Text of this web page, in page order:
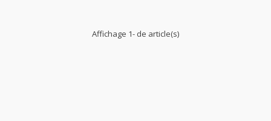
Affichage 1- de article(s)